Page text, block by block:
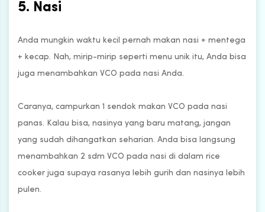
5. Nasi
Anda mungkin waktu kecil pernah makan nasi + mentega
+ kecap. Nah, mirip-mirip seperti menu unik itu, Anda bisa
juga menambahkan VCO pada nasi Anda.
Caranya, campurkan 1 sendok makan VCO pada nasi
panas. Kalau bisa, nasinya yang baru matang, jangan
yang sudah dihangatkan seharian. Anda bisa langsung
menambahkan 2 sdm VCO pada nasi di dalam rice
cooker juga supaya rasanya lebih gurih dan nasinya lebih
pulen.